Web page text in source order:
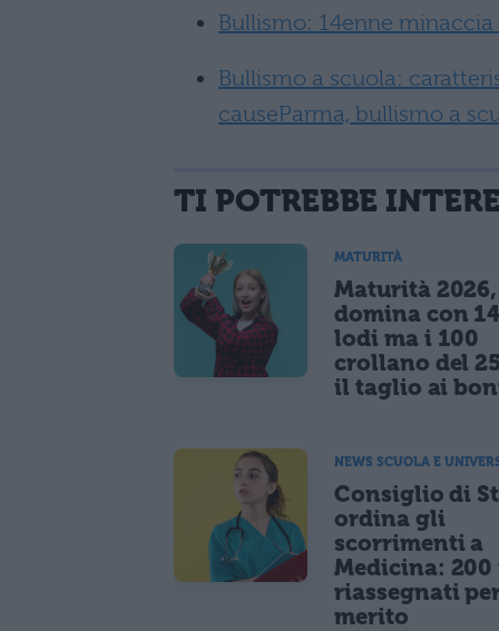
Bullismo: 14enne
Bullismo a scuola:
causeParma, bullismo a
TI POTREBBE
MATURITÀ
Maturità
domina con
lodi ma i 100
crollano del
il taglio ai
NEWS SCUOLA E
Consiglio di
ordina gli
scorrimenti a
Medicina: 200
riassegnati
merito